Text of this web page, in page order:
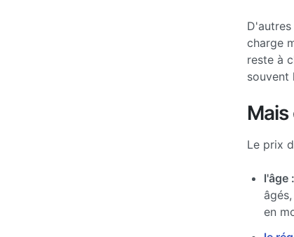
charge
reste à
souvent
Le prix
l'âge :
en